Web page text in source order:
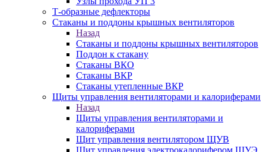
Т-образные дефлекторы
Стаканы и поддоны крышных вентиляторов
Назад
Стаканы и поддоны крышных вентиляторов
Поддон к стакану
Стаканы ВКО
Стаканы ВКР
Стаканы утепленные ВКР
Щиты управления вентиляторами и калориферами
Назад
Щиты управления вентиляторами и
калориферами
Щит управления вентилятором ЩУВ
Щит управления электрокалорифером ЩУЭ